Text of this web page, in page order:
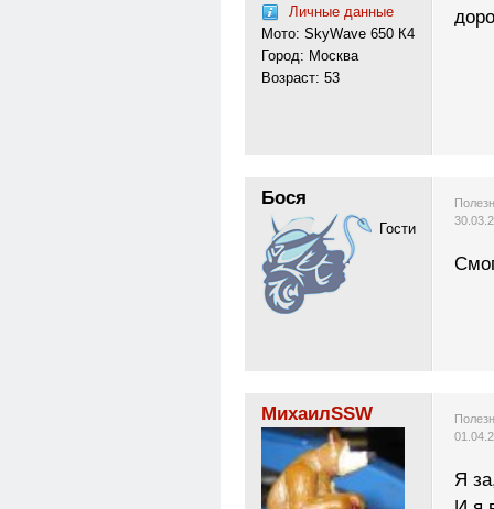
Личные данные
Мото: SkyWave 650 К4
Город: Москва
Возраст: 53
Бося
Гости
МихаилSSW
Я